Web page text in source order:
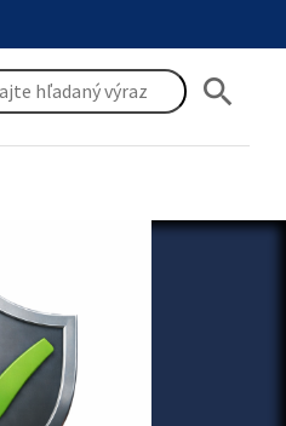
search